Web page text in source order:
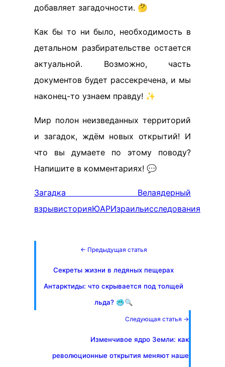
добавляет загадочности. 🤔
Как бы то ни было, необходимость в
детальном разбирательстве остается
актуальной. Возможно, часть
документов будет рассекречена, и мы
наконец-то узнаем правду! ✨
Мир полон неизведанных территорий
и загадок, ждём новых открытий! И
что вы думаете по этому поводу?
Напишите в комментариях! 💬
Загадка Велаядерный
взрывисторияЮАРИзраильисследования
← Предыдущая статья
Секреты жизни в ледяных пещерах
Антарктиды: что скрывается под толщей
льда? 🥶🔍
Следующая статья →
Изменчивое ядро Земли: как
революционные открытия меняют наше